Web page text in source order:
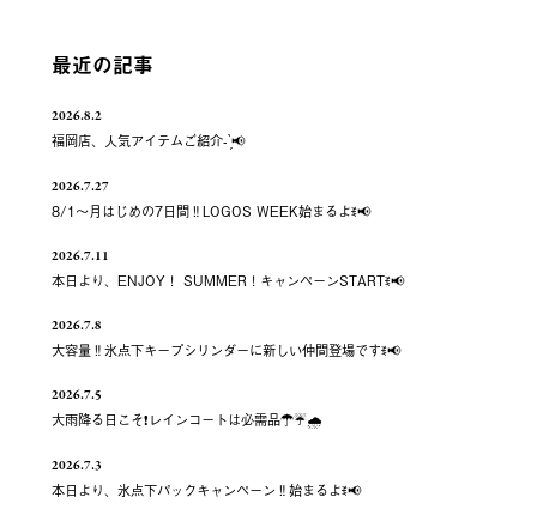
最近の記事
2026.8.2
福岡店、人気アイテムご紹介- ̗̀📢
2026.7.27
8/1～月はじめの7日間‼️LOGOS WEEK始まるよꉂ📢
2026.7.11
本日より、ENJOY！ SUMMER！キャンペーンSTARTꉂ📢
2026.7.8
大容量‼️氷点下キープシリンダーに新しい仲間登場ですꉂ📢
2026.7.5
大雨降る日こそ❗️レインコートは必需品☂️☔️🌧
2026.7.3
本日より、氷点下パックキャンペーン‼️始まるよꉂ📢